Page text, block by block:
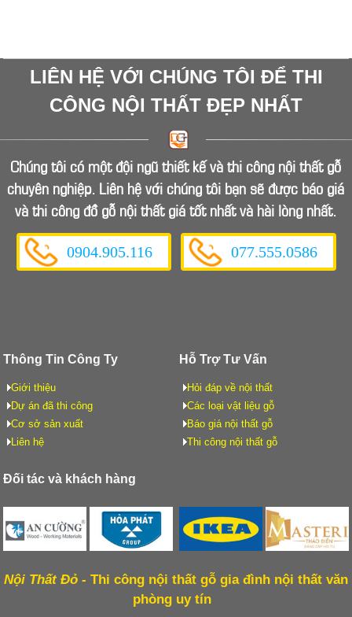
LIÊN HỆ VỚI CHÚNG TÔI ĐỂ THI
CÔNG NỘI THẤT ĐẸP NHẤT
Chúng tôi có một đội ngũ thiết kế và thi công nội thất gỗ
chuyên nghiệp. Liên hệ với chúng tôi bạn sẽ được báo giá
và thi công đồ gỗ nội thất giá tốt nhất và hài lòng nhất.
0904.905.116 077.555.0586
Thông Tin Công Ty
Giới thiệu
Dự án đã thi công
Cơ sở sản xuất
Liên hệ
Hỗ Trợ Tư Vấn
Hỏi đáp về nội thất
Các loại vật liệu gỗ
Báo giá nội thất gỗ
Thi công nội thất gỗ
Đối tác và khách hàng
Nội Thất Đỏ - Thi công nội thất gỗ gia đình nội thất văn
phòng uy tín